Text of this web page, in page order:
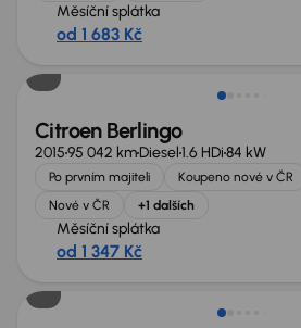
Měsíční splátka
od 1 683 Kč
Zlevněno o 20 000 Kč
Citroen Berlingo
201595 042 kmDiesel1.6 HDi84 kW
Po prvním majiteli Koupeno nové v ČR
Nové v ČR
+1 dalších
Měsíční splátka
od 1 347 Kč